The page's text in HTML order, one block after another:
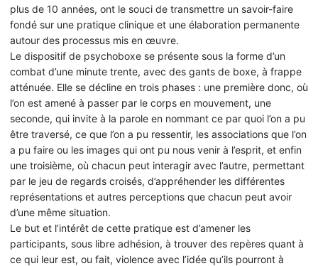
plus de 10 années, ont le souci de transmettre un savoir-faire
fondé sur une pratique clinique et une élaboration permanente
autour des processus mis en œuvre.
Le dispositif de psychoboxe se présente sous la forme d’un
combat d’une minute trente, avec des gants de boxe, à frappe
atténuée. Elle se décline en trois phases : une première donc, où
l’on est amené à passer par le corps en mouvement, une
seconde, qui invite à la parole en nommant ce par quoi l’on a pu
être traversé, ce que l’on a pu ressentir, les associations que l’on
a pu faire ou les images qui ont pu nous venir à l’esprit, et enfin
une troisième, où chacun peut interagir avec l’autre, permettant
par le jeu de regards croisés, d’appréhender les différentes
représentations et autres perceptions que chacun peut avoir
d’une même situation.
Le but et l’intérêt de cette pratique est d’amener les
participants, sous libre adhésion, à trouver des repères quant à
ce qui leur est, ou fait, violence avec l’idée qu’ils pourront à